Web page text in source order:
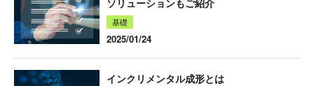
基礎
2025/01/24
インクリメンタル成形とは